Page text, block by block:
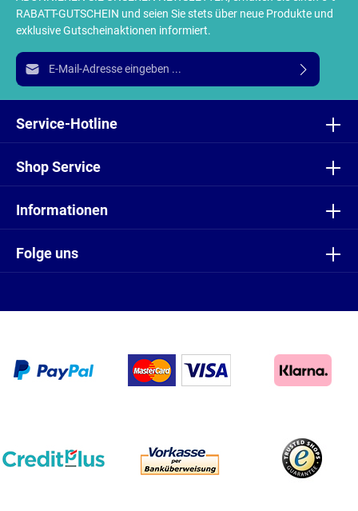
RABATT-GUTSCHEIN und seien Sie stets über neue Produkte und
exklusive Gutscheinaktionen informiert.
E-Mail-Adresse*
Ich habe dieDatenschutzbestimmungenzur Kenntnis
einverstanden.
Folge uns
Service-Hotline
Shop Service
Informationen